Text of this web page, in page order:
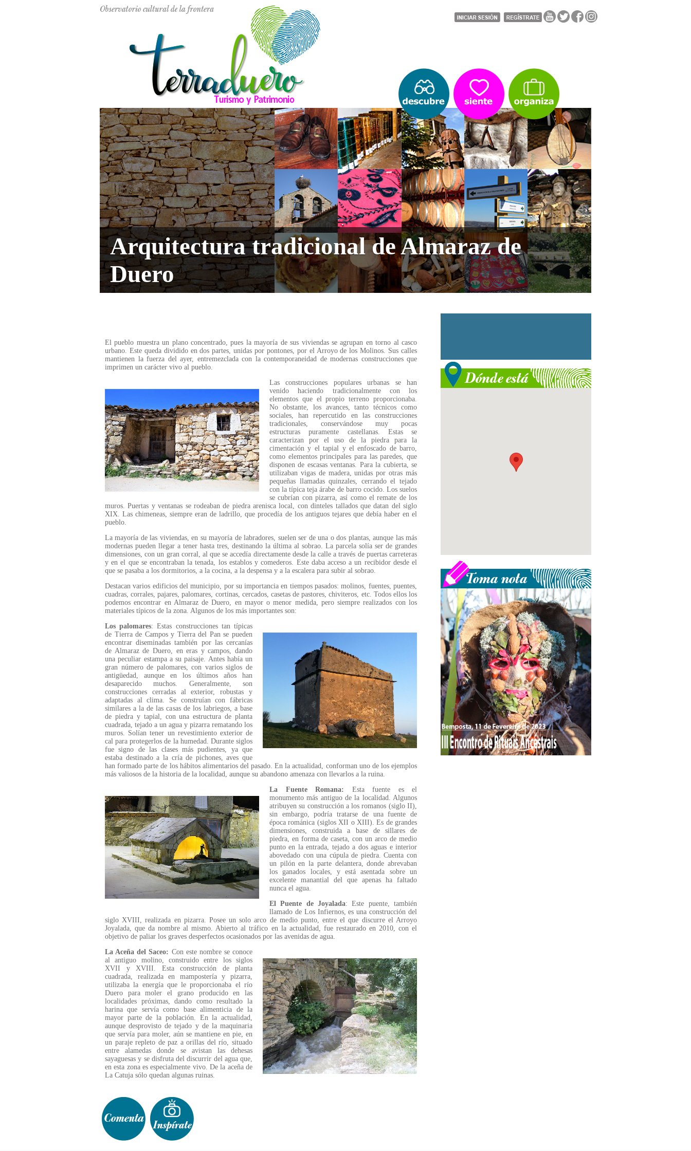
Arquitectura tradicional de Almaraz de
Duero
El pueblo muestra un plano concentrado, pues la mayoría de sus viviendas se agrupan en torno al casco
urbano. Este queda dividido en dos partes, unidas por pontones, por el Arroyo de los Molinos. Sus calles
mantienen la fuerza del ayer, entremezclada con la contemporaneidad de modernas construcciones que
imprimen un carácter vivo al pueblo.
Las construcciones populares urbanas se han
venido haciendo tradicionalmente con los
elementos que el propio terreno proporcionaba.
No obstante, los avances, tanto técnicos como
sociales, han repercutido en las construcciones
tradicionales, conservándose muy pocas
estructuras puramente castellanas. Estas se
caracterizan por el uso de la piedra para la
cimentación y el tapial y el enfoscado de barro,
como elementos principales para las paredes, que
disponen de escasas ventanas. Para la cubierta, se
utilizaban vigas de madera, unidas por otras más
pequeñas llamadas quinzales, cerrando el tejado
con la típica teja árabe de barro cocido. Los suelos
se cubrían con pizarra, así como el remate de los
muros. Puertas y ventanas se rodeaban de piedra arenisca local, con dinteles tallados que datan del siglo
XIX. Las chimeneas, siempre eran de ladrillo, que procedía de los antiguos tejares que debía haber en el
pueblo.
La mayoría de las viviendas, en su mayoría de labradores, suelen ser de una o dos plantas, aunque las más
modernas pueden llegar a tener hasta tres, destinando la última al sobrao. La parcela solía ser de grandes
dimensiones, con un gran corral, al que se accedía directamente desde la calle a través de puertas carreteras
y en el que se encontraban la tenada, los establos y comederos. Este daba acceso a un recibidor desde el
que se pasaba a los dormitorios, a la cocina, a la despensa y a la escalera para subir al sobrao.
Destacan varios edificios del municipio, por su importancia en tiempos pasados: molinos, fuentes, puentes,
cuadras, corrales, pajares, palomares, cortinas, cercados, casetas de pastores, chiviteros, etc. Todos ellos los
podemos encontrar en Almaraz de Duero, en mayor o menor medida, pero siempre realizados con los
materiales típicos de la zona. Algunos de los más importantes son:
Los palomares: Estas construcciones tan típicas
de Tierra de Campos y Tierra del Pan se pueden
encontrar diseminadas también por las cercanías
de Almaraz de Duero, en eras y campos, dando
una peculiar estampa a su paisaje. Antes había un
gran número de palomares, con varios siglos de
antigüedad, aunque en los últimos años han
desaparecido muchos. Generalmente, son
construcciones cerradas al exterior, robustas y
adaptadas al clima. Se construían con fábricas
similares a la de las casas de los labriegos, a base
de piedra y tapial, con una estructura de planta
cuadrada, tejado a un agua y pizarra rematando los
muros. Solían tener un revestimiento exterior de
cal para protegerlos de la humedad. Durante siglos
fue signo de las clases más pudientes, ya que
estaba destinado a la cría de pichones, aves que
han formado parte de los hábitos alimentarios del pasado. En la actualidad, conforman uno de los ejemplos
más valiosos de la historia de la localidad, aunque su abandono amenaza con llevarlos a la ruina.
La Fuente Romana: Esta fuente es el
monumento más antiguo de la localidad. Algunos
atribuyen su construcción a los romanos (siglo II),
sin embargo, podría tratarse de una fuente de
época románica (siglos XII o XIII). Es de grandes
dimensiones, construida a base de sillares de
piedra, en forma de caseta, con un arco de medio
punto en la entrada, tejado a dos aguas e interior
abovedado con una cúpula de piedra. Cuenta con
un pilón en la parte delantera, donde abrevaban
los ganados locales, y está asentada sobre un
excelente manantial del que apenas ha faltado
nunca el agua.
El Puente de Joyalada: Este puente, también
llamado de Los Infiernos, es una construcción del
siglo XVIII, realizada en pizarra. Posee un solo arco de medio punto, entre el que discurre el Arroyo
Joyalada, que da nombre al mismo. Abierto al tráfico en la actualidad, fue restaurado en 2010, con el
objetivo de paliar los graves desperfectos ocasionados por las avenidas de agua.
La Aceña del Saceo: Con este nombre se conoce
al antiguo molino, construido entre los siglos
XVII y XVIII. Esta construcción de planta
cuadrada, realizada en mampostería y pizarra,
utilizaba la energía que le proporcionaba el río
Duero para moler el grano producido en las
localidades próximas, dando como resultado la
harina que servía como base alimenticia de la
mayor parte de la población. En la actualidad,
aunque desprovisto de tejado y de la maquinaria
que servía para moler, aún se mantiene en pie, en
un paraje repleto de paz a orillas del río, situado
entre alamedas donde se avistan las dehesas
sayaguesas y se disfruta del discurrir del agua que,
en esta zona es especialmente vivo. De la aceña de
La Catuja sólo quedan algunas ruinas.